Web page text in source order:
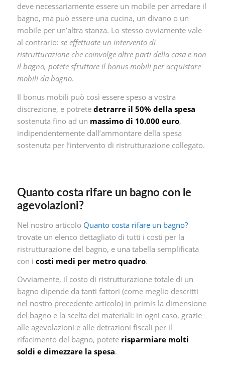
deve necessariamente essere un mobile per arredare il
bagno, ma può essere una cucina, un divano o un
mobile per un’altra stanza. Lo stesso ovviamente vale
al contrario: se effettuate un intervento di
ristrutturazione che coinvolge altre parti della casa e non
il bagno, potete sfruttare il bonus mobili per acquistare
mobili da bagno.
Il bonus mobili può così essere speso a vostra
discrezione, e potrete detrarre il 50% della spesa
sostenuta fino ad un massimo di 10.000 euro,
indipendentemente dall’ammontare della spesa
sostenuta per l’intervento di ristrutturazione collegato.
Quanto costa rifare un bagno con le
agevolazioni?
Nel nostro articolo Quanto costa rifare un bagno?
trovate un elenco dettagliato di tutti i costi per la
ristrutturazione del bagno, e una tabella semplificata
con i costi medi per metro quadro.
Ovviamente, il costo di ristrutturazione totale di un
bagno dipende da tanti fattori (come meglio descritti
nel nostro precedente articolo) in primis la dimensione
del bagno e la scelta dei materiali: in ogni caso, grazie
alle agevolazioni e alle detrazioni fiscali per il
rifacimento del bagno, potete risparmiare molti
soldi e dimezzare la spesa.